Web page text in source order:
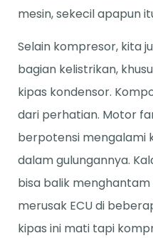
mesin, sekecil apapun
Selain kompresor, kita
bagian kelistrikan,
kipas kondensor.
dari perhatian. Motor
berpotensi mengalami
dalam gulungannya.
bisa balik
merusak ECU di
kipas ini mati tapi